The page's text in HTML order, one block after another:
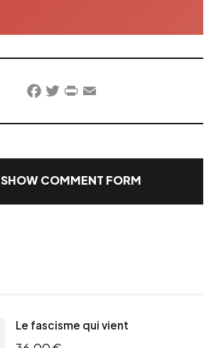
Facebook
TwitterPrintFriendly
Email
SHOW COMMENT FORM
Le fascisme qui vient